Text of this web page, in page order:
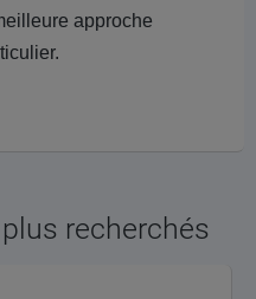
approche
recherchés